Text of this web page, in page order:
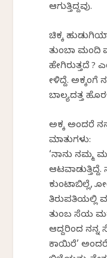
ಆಗುತ್ತಿದ್ದವು.
ಚಿಕ್ಕ
ತುಂಬಾ ಮಂದಿ
ಹೇಗಿರುತ್ತದೆ ?
ಕೇಳಿದ್ದೆ. ಅಕ್ಕಂಗೆ
ಬಾಲ್ಯದತ್ತ
ಅಕ್ಕ ಅಂದರೆ
ಮಾತುಗಳು:
‘ನಾನು ನಮ್ಮ
ಕುಂಟಾಬಿಲ್ಲೆ,
ತಿರುಪತಿಯಲ್ಲಿ
ತುಂಬ ಸೆಕೆಯ
ಆದ್ದರಿಂದ ನನ್ನ
ಕಾಯಿರೆ’